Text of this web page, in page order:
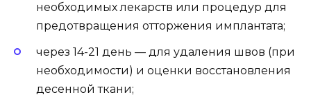
необходимых лекарств или процедур для
предотвращения отторжения имплантата;
через 14-21 день — для удаления швов (при
необходимости) и оценки восстановления
десенной ткани;